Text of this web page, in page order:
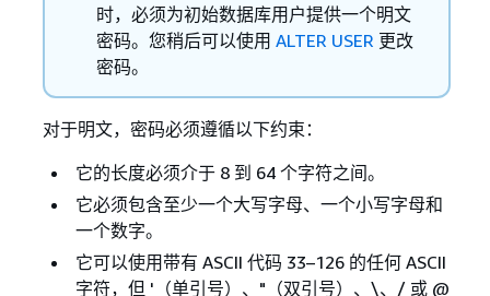
时，必须为初始数据库用户提供一个明文
密码。您稍后可以使用 ALTER USER 更改
密码。
对于明文，密码必须遵循以下约束：
它的长度必须介于 8 到 64 个字符之间。
它必须包含至少一个大写字母、一个小写字母和
一个数字。
它可以使用带有 ASCII 代码 33–126 的任何 ASCII
字符，但 '（单引号）、"（双引号）、\、/ 或 @